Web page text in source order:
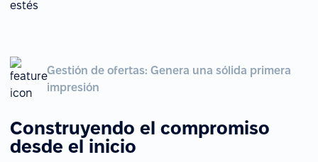
Gestión de ofertas: Genera una sólida primera
impresión
Construyendo el compromiso
desde el inicio